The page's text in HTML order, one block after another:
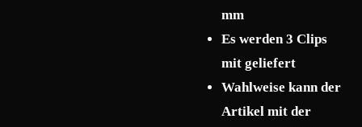
mm
Es werden 3 Clips
mit geliefert
Wahlweise kann der
Artikel mit der